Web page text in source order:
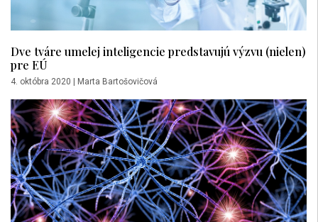
Dve tváre umelej inteligencie predstavujú výzvu (nielen)
pre EÚ
4. októbra 2020 | Marta Bartošovičová